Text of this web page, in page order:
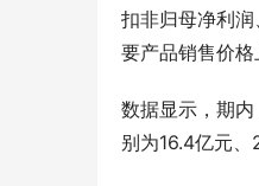
扣非归母净利
要产品销售价
数据显示，期
别为16.4亿元、